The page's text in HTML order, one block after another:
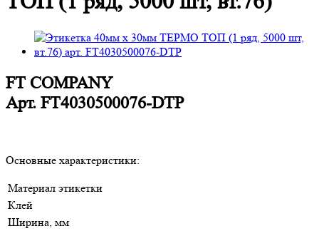
FT COMPANY
Арт. FT4030500076-DTP
Основные характеристики:
Материал этикетки
Клей
Ширина, мм